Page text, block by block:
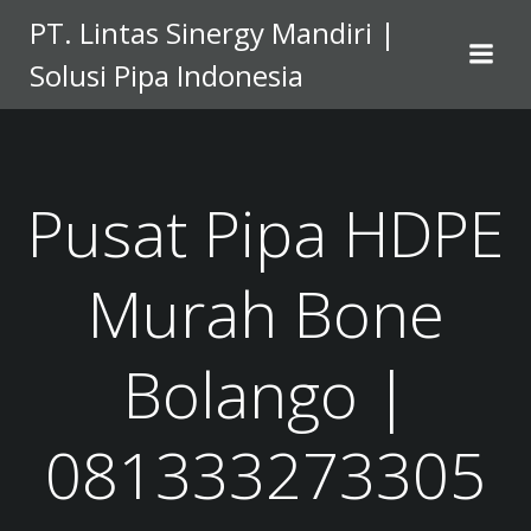
to
content
PT. Lintas Sinergy Mandiri |
Solusi Pipa Indonesia
Pusat Pipa HDPE
Murah Bone
Bolango |
081333273305